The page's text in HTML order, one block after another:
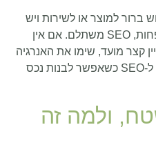
ברור למוצר או לשירות ויש
לכם אופק של שלושה חודשים לפחות, SEO משתלם. אם אין
קצר מועד, שימו את האנרגיה
ב-PPC או בשיתופי פעולה, וחזרו ל-SEO כשאפשר לבנות נכס
ולמה זה